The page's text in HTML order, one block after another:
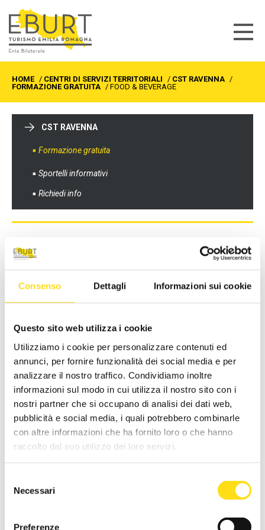
Consenso Dettagli Informazioni sui cookie
Questo sito web utilizza i cookie
Utilizziamo i cookie per personalizzare contenuti ed
annunci, per fornire funzionalità dei social media e per
analizzare il nostro traffico. Condividiamo inoltre
informazioni sul modo in cui utilizza il nostro sito con i
nostri partner che si occupano di analisi dei dati web,
pubblicità e social media, i quali potrebbero combinarle
con altre informazioni che ha fornito loro o che hanno
raccolto dal suo utilizzo dei loro servizi.
delNecessari
Preferenze
HOME / CENTRI DI SERVIZI TERRITORIALI / CST RAVENNA /
FORMAZIONE GRATUITA / FOOD & BEVERAGE
CST RAVENNA
Formazione gratuita
Sportelli informativi
Richiedi info
FOOD & BEVERAGE
Richiedi info
Durata: 20 ore
Avvio
: 19/09/24
LIVELLO: TUTTI I LIVELLI
ENTE FORMATIVO: ISCOM FORMAZIONE PER LE IMPRESE
INFORMAZIONI UTILI:
CONTENUTI: definizione budget e controllo dei costi; controllo
del rispetto degli standard di qualità dei prodotti-servizi;
controllo dell’igiene di locali; attrezzature da cucina; impianti
organizzazione di eventi non ordinari, quali ad esempio buffet,
meeting, convegni, cene a tema, ecc.; formulare servizi
approvvigionamento e scorte; controlli sui costi e sulle